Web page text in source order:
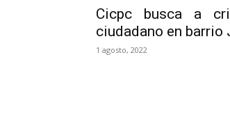
Cicpc busca a
ciudadano en barrio
1 agosto, 2022